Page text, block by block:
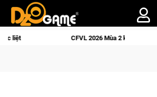
CFVL 2026 Mùa 2 khép lại với hành trình đầy cảm xúc,